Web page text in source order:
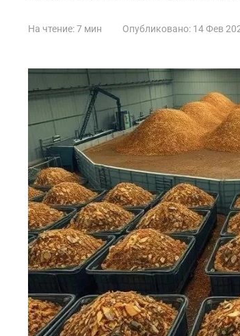
На чтение:7 мин Опубликовано: 14 Фев